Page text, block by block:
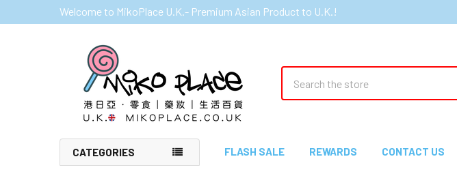
Welcome to MikoPlace U.K.- Premium Asian Product to U.K.!
CATEGORIES FLASH SALE REWARDS CONTACT US